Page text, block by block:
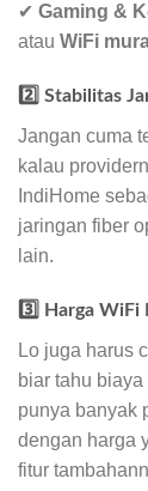
✔ Gaming &
atau WiFi
2️⃣ Stabilitas
Jangan cuma
kalau
IndiHome
jaringan fiber
lain.
3️⃣ Harga WiFi
Lo juga harus
biar tahu
punya banyak
dengan harga
fitur